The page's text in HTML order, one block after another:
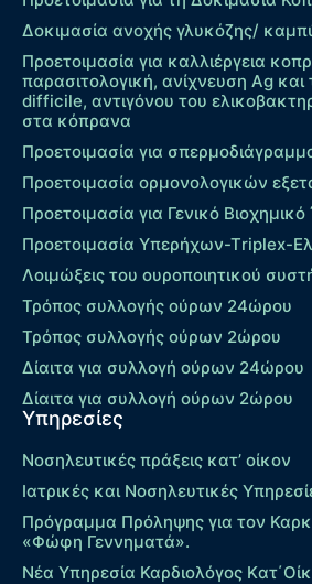
Δοκιμασία ανοχής γλυκόζης/
Προετοιμασία για καλλιέργεια
παρασιτολογική, ανίχνευση Ag
difficile, αντιγόνου του
στα κόπρανα
Προετοιμασία για
Προετοιμασία ορμονολογικών
Προετοιμασία για Γενικό
Προετοιμασία Υπερήχων-Τriplex-
Λοιμώξεις του ουροποιητικού
Τρόπος συλλογής ούρων 24ώρου
Τρόπος συλλογής ούρων 2ώρου
Δίαιτα για συλλογή ούρων 24ώρου
Δίαιτα για συλλογή ούρων 2ώρου
Υπηρεσίες
Νοσηλευτικές πράξεις κατ’ οίκον
Ιατρικές και Νοσηλευτικές
Πρόγραμμα Πρόληψης για τον
«Φώφη Γεννηματά».
Νέα Υπηρεσία Καρδιολόγος